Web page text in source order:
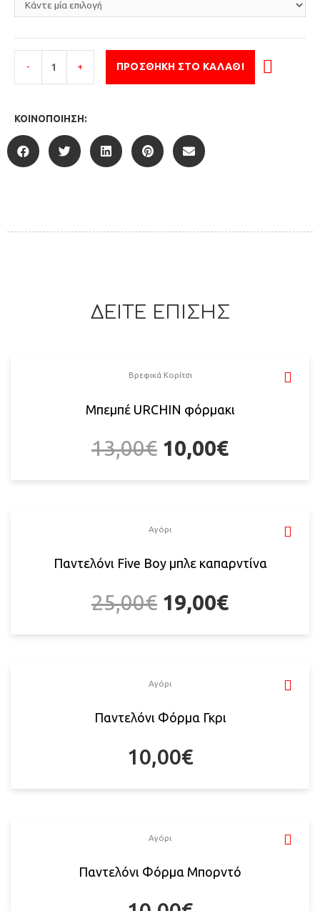
- + ΠΡΟΣΘΉΚΗ ΣΤΟ ΚΑΛΆΘΙ
ΚΟΙΝΟΠΟΊΗΣΗ:
ΔΕΙΤΕ ΕΠΙΣΗΣ
Βρεφικά Κορίτσι
Μπεμπέ URCHIN φόρμακι
13,00€ 10,00€
Αγόρι
Παντελόνι Five Boy μπλε καπαρντίνα
25,00€ 19,00€
Αγόρι
Παντελόνι Φόρμα Γκρι
10,00€
Αγόρι
Παντελόνι Φόρμα Μπορντό